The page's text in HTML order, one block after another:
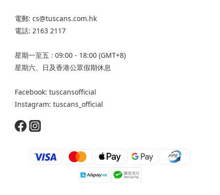
電郵: cs@tuscans.com.hk
電話: 2163 2117
星期一至五 : 09:00 - 18:00 (GMT+8)
星期六、日及香港公眾假期休息
Facebook: tuscansofficial
Instagram: tuscans_official